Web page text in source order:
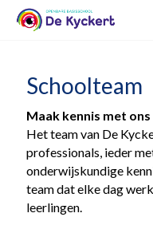
Schoolteam
Maak kennis met
Het team van De
professionals, ieder
onderwijskundige
team dat elke dag
leerlingen.